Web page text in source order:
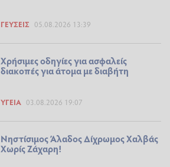
ΓΕΎΣΕΙΣ 05.08.2026 13:39
Χρήσιμες οδηγίες για ασφαλείς
διακοπές για άτομα με διαβήτη
ΥΓΕΊΑ 03.08.2026 19:07
Νηστίσιμος Άλαδος Δίχρωμος Χαλβάς
Χωρίς Ζάχαρη!